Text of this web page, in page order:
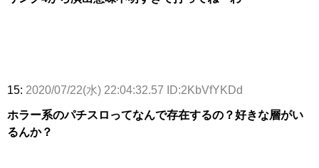
15: 2020/07/22(水) 22:04:32.57 ID:2KbVfYKDd
ホラー系のパチスロってなんで存在するの？好きな層がい
るんか？